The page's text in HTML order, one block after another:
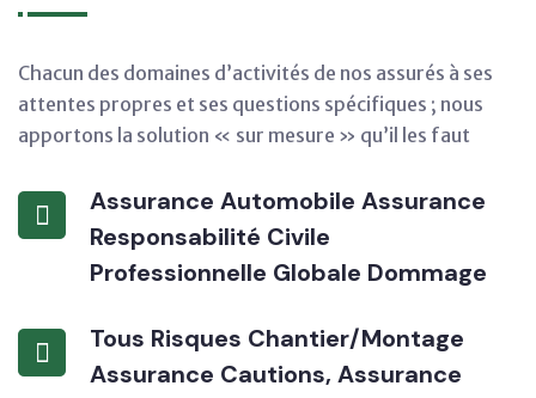
Chacun des domaines d’activités de nos assurés à ses
attentes propres et ses questions spécifiques ; nous
apportons la solution « sur mesure » qu’il les faut
Assurance Automobile Assurance
Responsabilité Civile
Professionnelle Globale Dommage
Tous Risques Chantier/Montage
Assurance Cautions, Assurance